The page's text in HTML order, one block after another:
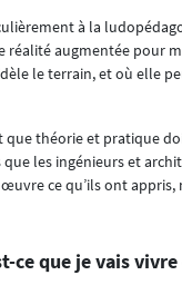
à la
réalité augmentée pour
le terrain, et où elle
théorie et pratique
les ingénieurs et
ce qu’ils ont appris,
ce que je vais